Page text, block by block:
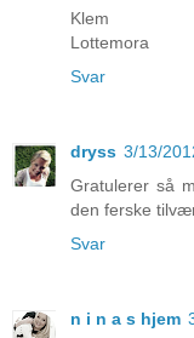
Klem
Lottemora
Svar
dryss 3/13/
Gratulerer så
den ferske
Svar
n i n a s hjem